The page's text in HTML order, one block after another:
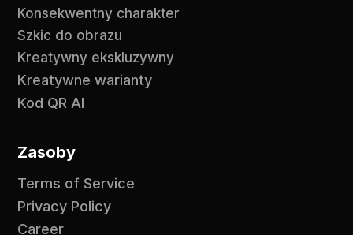
Konsekwentny charakter
Szkic do obrazu
Kreatywny ekskluzywny
Kreatywne warianty
Kod QR AI
Zasoby
Terms of Service
Privacy Policy
Career